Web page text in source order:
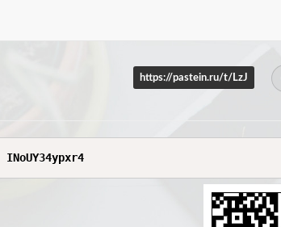
https://pastein.ru/t/LzJ
INoUY34ypxr4